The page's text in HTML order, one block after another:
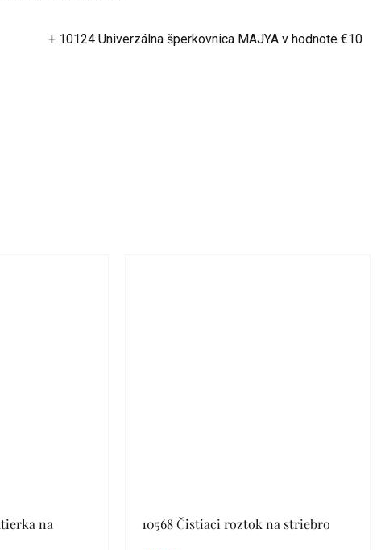
+ 10124 Univerzálna šperkovnica MAJYA v hodnote €10
na
10568 Čistiaci roztok na striebro